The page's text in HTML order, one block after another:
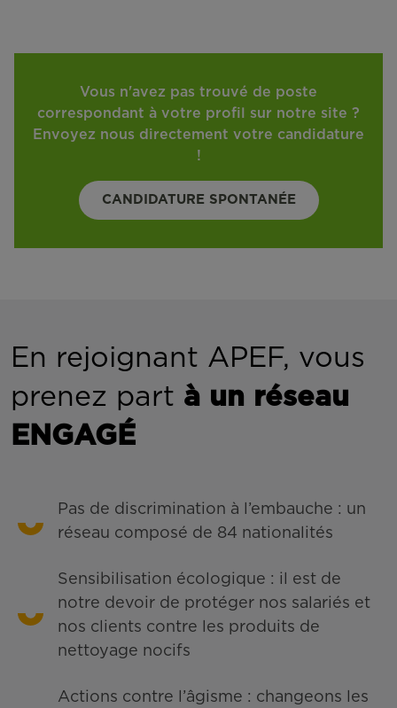
Vous n'avez pas trouvé de poste
correspondant à votre profil sur notre site ?
Envoyez nous directement votre candidature
!
CANDIDATURE SPONTANÉE
En rejoignant APEF, vous
prenez part à un réseau
ENGAGÉ
Pas de discrimination à l’embauche : un
réseau composé de 84 nationalités
Sensibilisation écologique : il est de
notre devoir de protéger nos salariés et
nos clients contre les produits de
nettoyage nocifs
Actions contre l’âgisme : changeons les